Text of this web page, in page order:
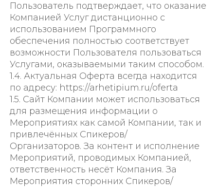
Пользователь подтверждает, что оказание
Компанией Услуг дистанционно с
использованием Программного
обеспечения полностью соответствует
возможности Пользователя пользоваться
Услугами, оказываемыми таким способом.
1.4. Актуальная Оферта всегда находится
по адресу: https://arhetipium.ru/oferta
1.5. Сайт Компании может использоваться
для размещения информации о
Мероприятиях как самой Компании, так и
привлечённых Спикеров/
Организаторов. За контент и исполнение
Мероприятий, проводимых Компанией,
ответственность несёт Компания. За
Мероприятия сторонних Спикеров/